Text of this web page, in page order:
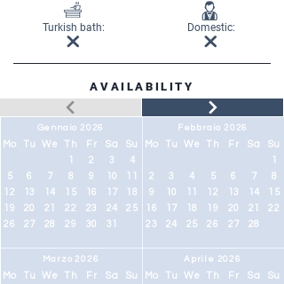
Turkish bath: Domestic:
AVAILABILITY
Gennaio 2026
Mo Tu We Th Fr Sa
Su
1
2 3
4
5
6 7 8 9 10
11
12
13 14 15 16 17
18
19
20 21 22 23 24
25
26
27 28 29 30 31
Marzo 2026
Mo Tu We Th Fr Sa
Su
Febbraio 2026
Mo Tu We Th Fr Sa
Su
1
2
3 4 5 6 7
8
9
10 11 12 13 14
15
16
17 18 19 20 21
22
23
24 25 26 27 28
Aprile 2026
Mo Tu We Th Fr Sa
Su